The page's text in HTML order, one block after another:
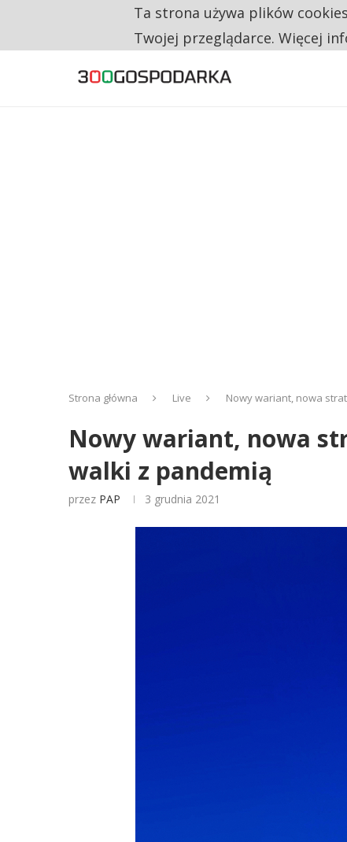
RESTRYKCJE CHIN UDERZAJĄ W
Strona główna Live Nowy wariant, nowa
Nowy wariant, nowa
walki z pandemią
przez PAP 3 grudnia 2021
Ta strona używa plików
Twojej przeglądarce. Więcej